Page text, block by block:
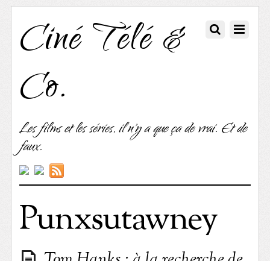
Ciné Télé &
Co.
Les films et les séries, il n'y a que ça de vrai. Et de
faux.
Punxsutawney